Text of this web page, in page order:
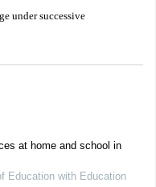
under successive
at home and school in
Education with Education